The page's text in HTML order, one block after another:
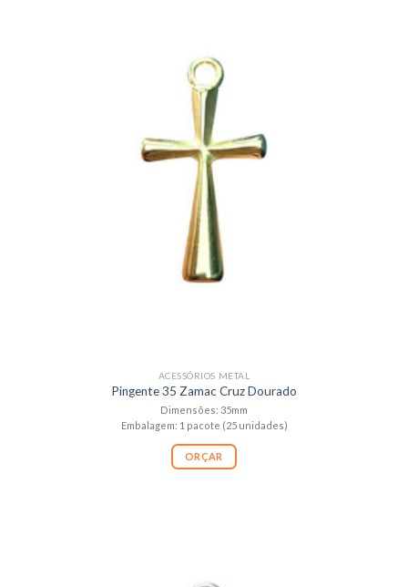
ACESSÓRIOS METAL
Pingente 35 Zamac Cruz Dourado
Dimensões: 35mm
Embalagem: 1 pacote (25 unidades)
ORÇAR